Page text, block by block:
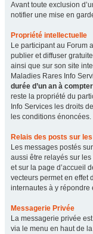
Avant toute exclusion
notifier une mise en
Propriété intellectuelle
Le participant au Forum
publier et diffuser
ainsi que sur son site
Maladies Rares Info
durée d’un an à
reste la propriété du
Info Services les droits
les conditions énoncées.
Relais des posts sur
Les messages postés
aussi être relayés sur
et sur la page d’accueil
vecteurs permet en effet
internautes à y répondre
Messagerie Privée
La messagerie privée
via le menu en haut de